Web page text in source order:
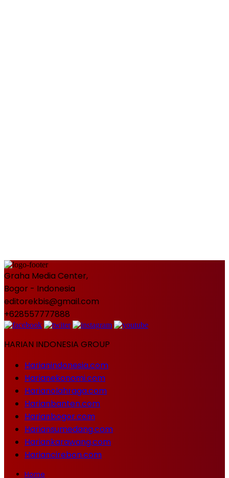
Graha Media Center,
Bogor - Indonesia
editorekbis@gmail.com
+628557777888
HARIAN INDONESIA GROUP
Harianindonesia.com
Harianekonomi.com
Harianolahraga.com
Harianbanten.com
Harianbogor.com
Hariansumedang.com
Hariankarawang.com
Hariancirebon.com
Home